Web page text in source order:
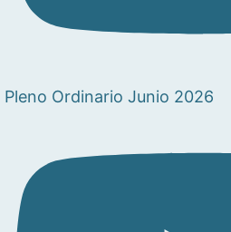
Pleno Ordinario Junio 2026